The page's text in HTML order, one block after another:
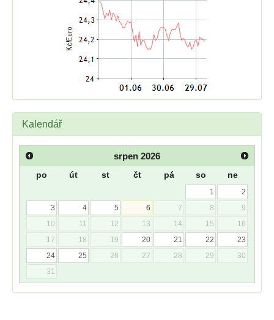
Kalendář
srpen 2026
po út st čt pá so ne
1
2
3
4 5 6 7 8
9
10
11 12 13 14 15
16
17
18 19 20 21 22
23
24
25 26 27 28 29
30
31